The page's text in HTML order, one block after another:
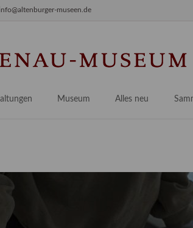
info@altenburger-museen.de
Museum
Praktikum / Praxisprojekt
Alles neu
Provenienzforschung
Kulturelle